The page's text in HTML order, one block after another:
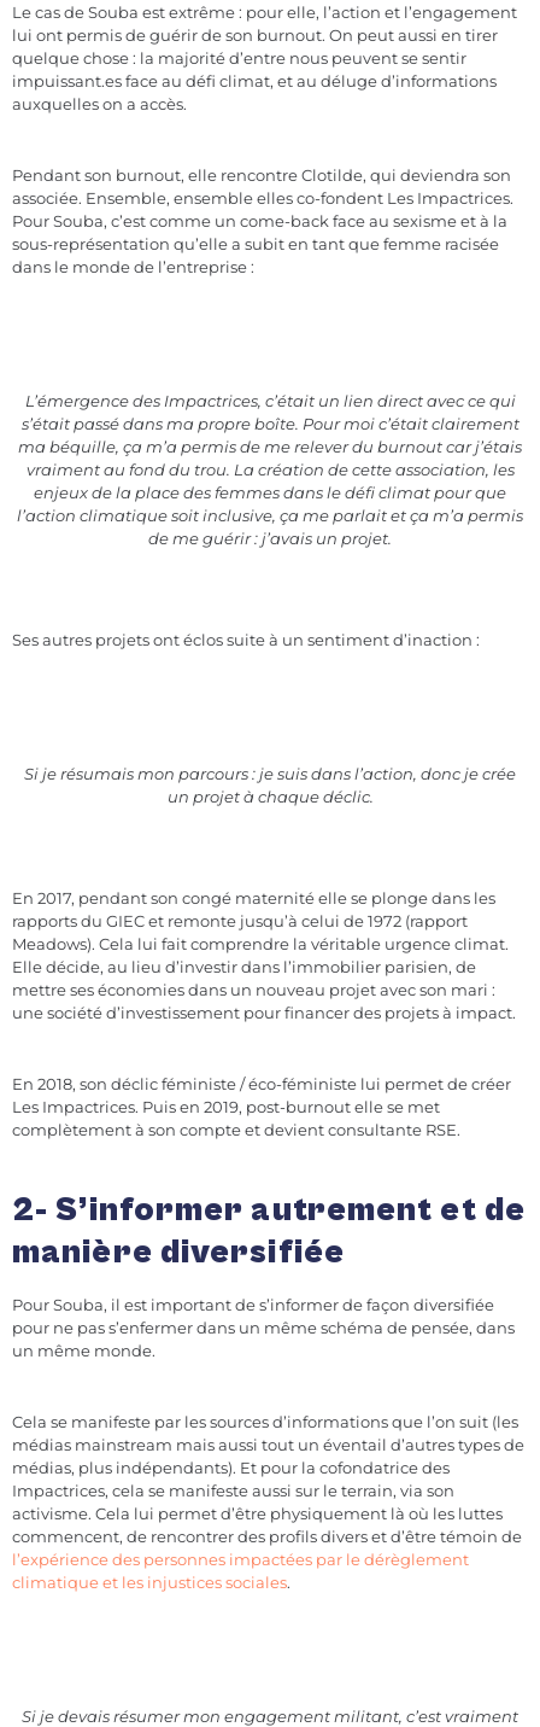
Le cas de Souba est extrême : pour elle, l’action et l’engagement
lui ont permis de guérir de son burnout. On peut aussi en tirer
quelque chose : la majorité d’entre nous peuvent se sentir
impuissant.es face au défi climat, et au déluge d’informations
auxquelles on a accès.
Pendant son burnout, elle rencontre Clotilde, qui deviendra son
associée. Ensemble, ensemble elles co-fondent Les Impactrices.
Pour Souba, c’est comme un come-back face au sexisme et à la
sous-représentation qu’elle a subit en tant que femme racisée
dans le monde de l’entreprise :
L’émergence des Impactrices, c’était un lien direct avec ce qui
s’était passé dans ma propre boîte. Pour moi c’était clairement
ma béquille, ça m’a permis de me relever du burnout car j’étais
vraiment au fond du trou. La création de cette association, les
enjeux de la place des femmes dans le défi climat pour que
l’action climatique soit inclusive, ça me parlait et ça m’a permis
de me guérir : j’avais un projet.
Ses autres projets ont éclos suite à un sentiment d’inaction :
Si je résumais mon parcours : je suis dans l’action, donc je crée
un projet à chaque déclic.
En 2017, pendant son congé maternité elle se plonge dans les
rapports du GIEC et remonte jusqu’à celui de 1972 (rapport
Meadows). Cela lui fait comprendre la véritable urgence climat.
Elle décide, au lieu d’investir dans l’immobilier parisien, de
mettre ses économies dans un nouveau projet avec son mari :
une société d’investissement pour financer des projets à impact.
En 2018, son déclic féministe / éco-féministe lui permet de créer
Les Impactrices. Puis en 2019, post-burnout elle se met
complètement à son compte et devient consultante RSE.
2- S’informer autrement et de
manière diversifiée
Pour Souba, il est important de s’informer de façon diversifiée
pour ne pas s’enfermer dans un même schéma de pensée, dans
un même monde.
Cela se manifeste par les sources d’informations que l’on suit (les
médias mainstream mais aussi tout un éventail d’autres types de
médias, plus indépendants). Et pour la cofondatrice des
Impactrices, cela se manifeste aussi sur le terrain, via son
activisme. Cela lui permet d’être physiquement là où les luttes
commencent, de rencontrer des profils divers et d’être témoin de
l’expérience des personnes impactées par le dérèglement
climatique et les injustices sociales.
Si je devais résumer mon engagement militant, c’est vraiment